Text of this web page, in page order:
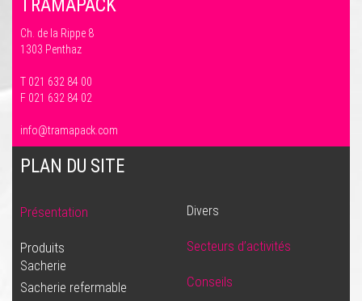
TRAMAPACK
Ch. de la Rippe 8
1303 Penthaz
T 021 632 84 00
F 021 632 84 02
info@tramapack.com
PLAN DU SITE
Présentation
Produits
Sacherie
Sacherie refermable
Divers
Secteurs d’activités
Conseils